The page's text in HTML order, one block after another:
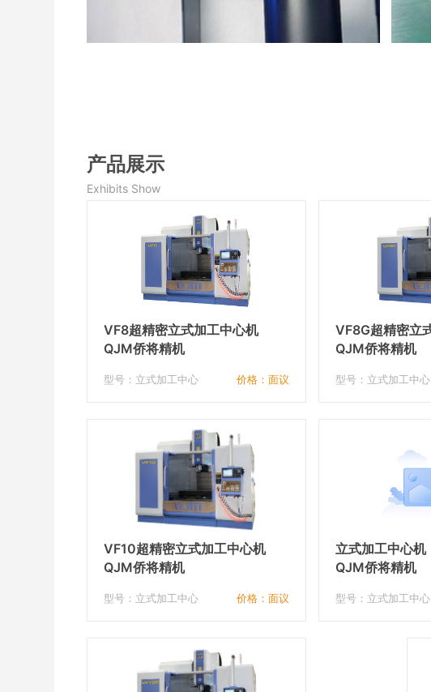
产品展示
Exhibits Show
VF8超精密立式加工中心机
QJM侨将精机
型号：立式加工中心 价格：面议
VF8G超精密立
QJM侨将精机
型号：立式加工中心
VF10超精密立式加工中心机
QJM侨将精机
型号：立式加工中心 价格：面议
立式加工中心机
QJM侨将精机
型号：立式加工中心